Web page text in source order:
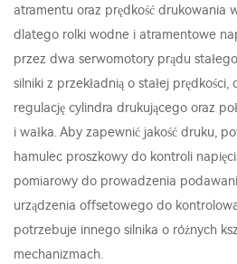
atramentu oraz prędkość drukowania
dlatego rolki wodne i atramentowe
przez dwa serwomotory prądu
silniki z przekładnią o stałej
regulację cylindra drukującego oraz
i wałka. Aby zapewnić jakość druku,
hamulec proszkowy do kontroli
pomiarowy do prowadzenia
urządzenia offsetowego do
potrzebuje innego silnika o różnych
mechanizmach.